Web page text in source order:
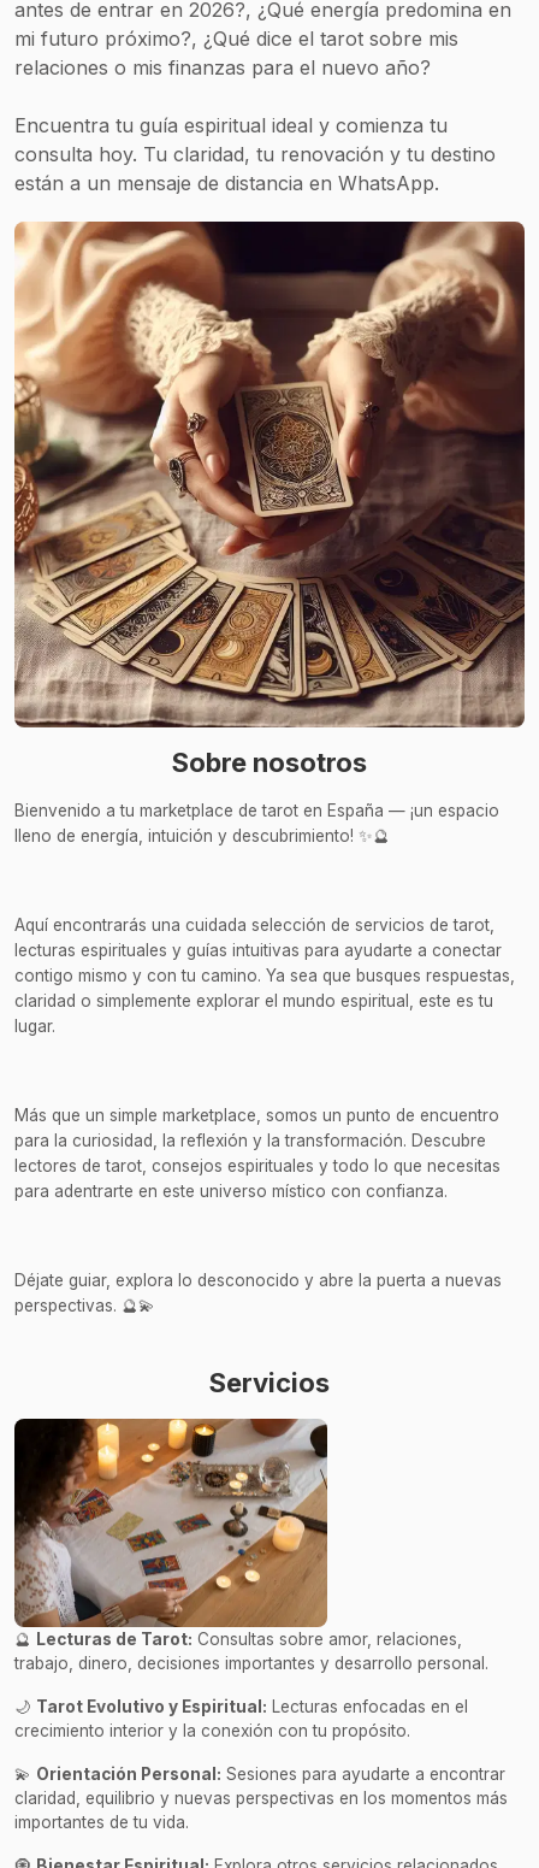
antes de entrar en 2026?, ¿Qué energía predomina en
mi futuro próximo?, ¿Qué dice el tarot sobre mis
relaciones o mis finanzas para el nuevo año?
Encuentra tu guía espiritual ideal y comienza tu
consulta hoy. Tu claridad, tu renovación y tu destino
están a un mensaje de distancia en WhatsApp.
Sobre nosotros
Bienvenido a tu marketplace de tarot en España — ¡un espacio
lleno de energía, intuición y descubrimiento! ✨🔮
Aquí encontrarás una cuidada selección de servicios de tarot,
lecturas espirituales y guías intuitivas para ayudarte a conectar
contigo mismo y con tu camino. Ya sea que busques respuestas,
claridad o simplemente explorar el mundo espiritual, este es tu
lugar.
Más que un simple marketplace, somos un punto de encuentro
para la curiosidad, la reflexión y la transformación. Descubre
lectores de tarot, consejos espirituales y todo lo que necesitas
para adentrarte en este universo místico con confianza.
Déjate guiar, explora lo desconocido y abre la puerta a nuevas
perspectivas. 🔮💫
Servicios
🔮 Lecturas de Tarot: Consultas sobre amor, relaciones,
trabajo, dinero, decisiones importantes y desarrollo personal.
🌙 Tarot Evolutivo y Espiritual: Lecturas enfocadas en el
crecimiento interior y la conexión con tu propósito.
💫 Orientación Personal: Sesiones para ayudarte a encontrar
claridad, equilibrio y nuevas perspectivas en los momentos más
importantes de tu vida.